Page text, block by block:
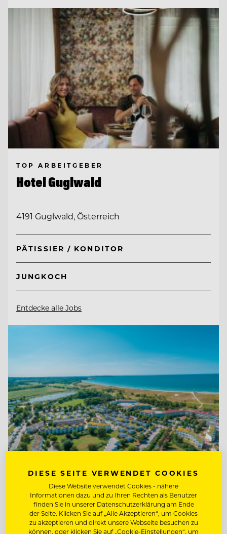
TOP ARBEITGEBER
Hotel Guglwald
4191 Guglwald, Österreich
PÂTISSIER / KONDITOR
JUNGKOCH
Entdecke alle Jobs
TOP ARBEITGEBER
Ferien- und Freizeitpark
Weissenhäuser Strand
DIESE SEITE VERWENDET COOKIES
Diese Website verwendet Cookies - nähere
Informationen dazu und zu Ihren Rechten als Benutzer
finden Sie in unserer Datenschutzerklärung am Ende
der Seite. Klicken Sie auf „Alle Akzeptieren“, um Cookies
zu akzeptieren und direkt unsere Webseite besuchen zu
können, oder klicken Sie auf „Cookie-Einstellungen“, um